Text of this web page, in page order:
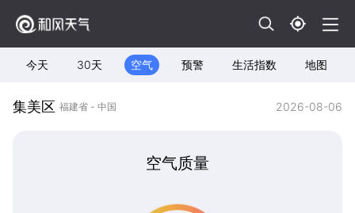
今天 30天 空气 预警 生活指数 地图
集美区 福建省 - 中国 2026-08-06
空气质量